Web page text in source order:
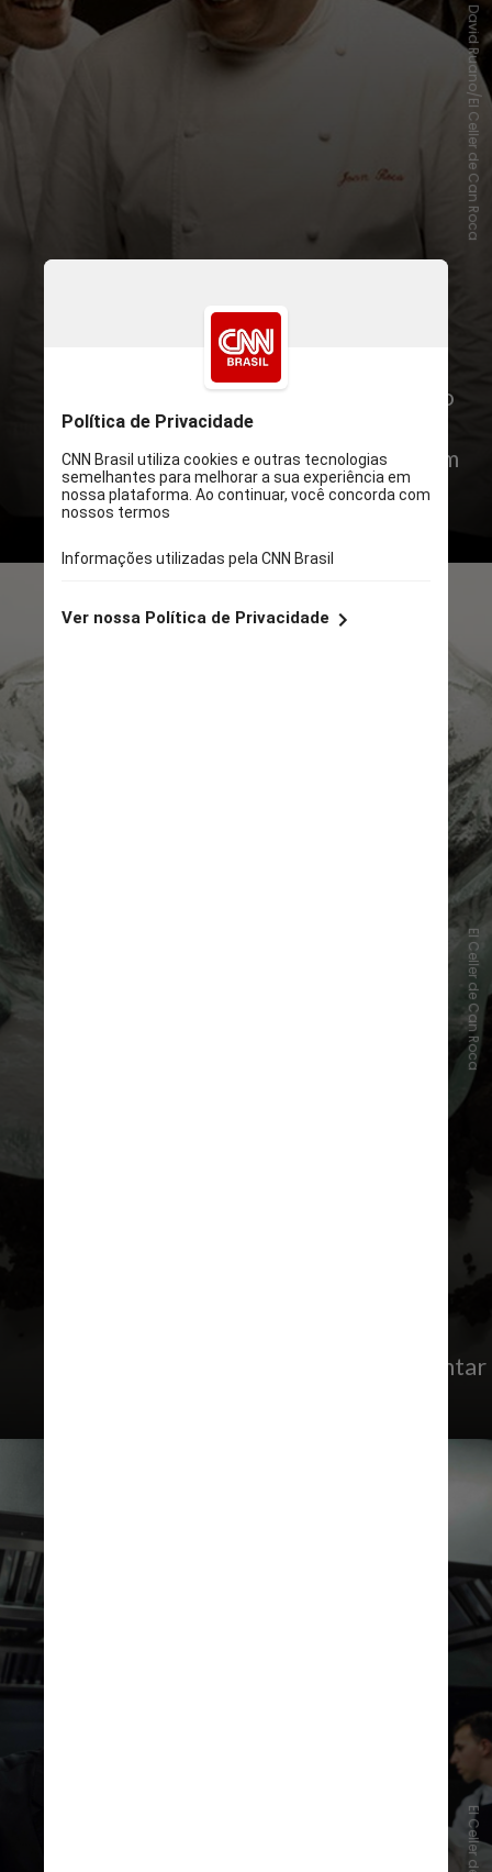
Joan, Josep e Jordi Roca
, criadores do
El Celler de Can Roca, levarão sua
experiência culinária ao TimeSpirit, um
restaurante de 30 lugares na
propriedade The Macallan Estate
David Ruano/El Celler de Can Roca
preços de £65 no almoço e £95 no jantar
El Celler de Can Roca